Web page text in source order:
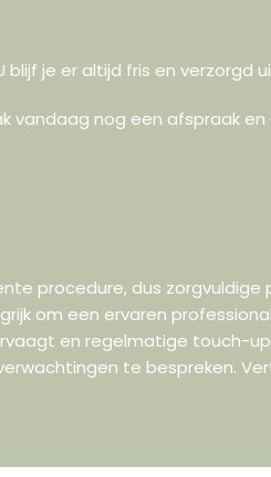
je er altijd fris en verzorgd
vandaag nog een afspraak
procedure, dus zorgvuldige
om een ervaren
en regelmatige touch-
te bespreken.